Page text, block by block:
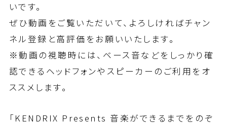
いです。
ぜひ動画をご覧いただいて、よろしければチャン
ネル登録と高評価をお願いいたします。
※動画の視聴時には、ベース音などをしっかり確
認できるヘッドフォンやスピーカーのご利用をオ
ススメします。
「KENDRIX Presents 音楽ができるまでをのぞ